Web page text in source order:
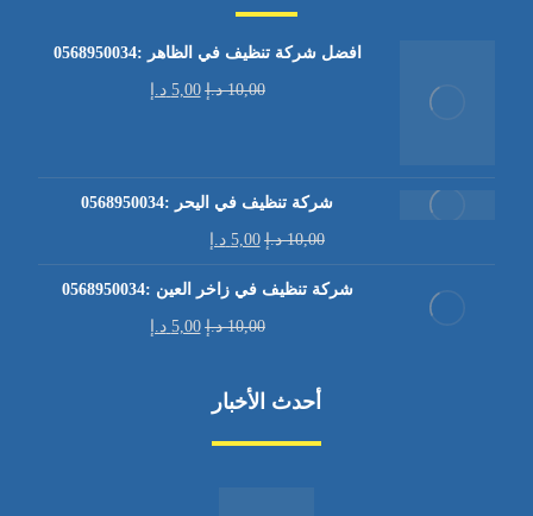
افضل شركة تنظيف في الظاهر :0568950034
10,00 د.إ 5,00 د.إ
شركة تنظيف في اليحر :0568950034
10,00 د.إ 5,00 د.إ
شركة تنظيف في زاخر العين :0568950034
10,00 د.إ 5,00 د.إ
أحدث الأخبار